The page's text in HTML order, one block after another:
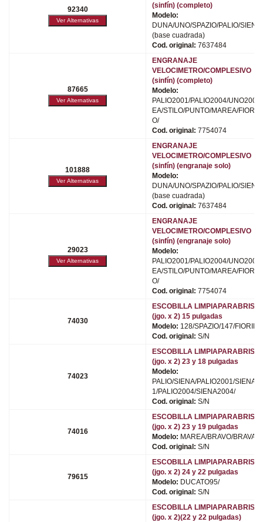
92340
(sinfín) (completo)
Modelo:
DUNA/UNO/SPAZIO/PALIO/SIENA/
(base cuadrada)
Cod. original: 7637484
87665
ENGRANAJE
VELOCIMETRO/COMPLESIVO
(sinfín) (completo)
Modelo:
PALIO2001/PALIO2004/
EA/STILO/PUNTO/MAREA/
O/
Cod. original: 7754074
101888
ENGRANAJE
VELOCIMETRO/COMPLESIVO
(sinfín) (engranaje solo)
Modelo:
DUNA/UNO/SPAZIO/PALIO/SIENA/
(base cuadrada)
Cod. original: 7637484
29023
ENGRANAJE
VELOCIMETRO/COMPLESIVO
(sinfín) (engranaje solo)
Modelo:
PALIO2001/PALIO2004/
EA/STILO/PUNTO/MAREA/
O/
Cod. original: 7754074
74030
ESCOBILLA
(jgo. x 2) 15 pulgadas
Modelo: 128/SPAZIO/147/
Cod. original: S/N
74023
ESCOBILLA
(jgo. x 2) 23 y 18 pulgadas
Modelo:
PALIO/SIENA/PALIO2001/
1/PALIO2004/SIENA2004/
Cod. original: S/N
74016
ESCOBILLA
(jgo. x 2) 23 y 19 pulgadas
Modelo: MAREA/BRAVO/BRAVA/
Cod. original: S/N
79615
ESCOBILLA
(jgo. x 2) 24 y 22 pulgadas
Modelo: DUCATO95/
Cod. original: S/N
ESCOBILLA
(jgo. x 2)(22 y 22 pulgadas)